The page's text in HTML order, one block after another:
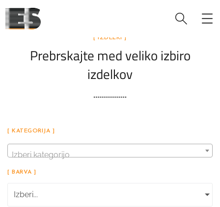
[ IZDELKI ]
Prebrskajte med veliko izbiro
izdelkov
[ KATEGORIJA ]
Izberi kategorijo
[ BARVA ]
Izberi...